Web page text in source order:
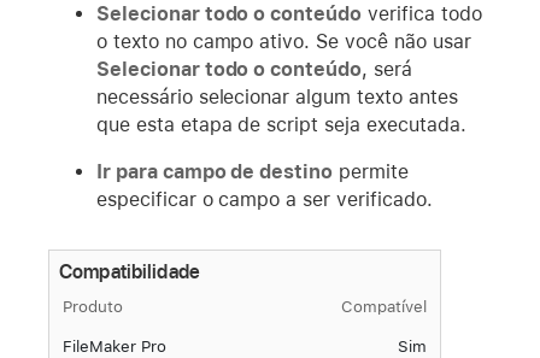
Selecionar todo o conteúdo verifica todo
o texto no campo ativo. Se você não usar
Selecionar todo o conteúdo, será
necessário selecionar algum texto antes
que esta etapa de script seja executada.
Ir para campo de destino permite
especificar o campo a ser verificado.
Compatibilidade
Produto Compatível
FileMaker Pro Sim